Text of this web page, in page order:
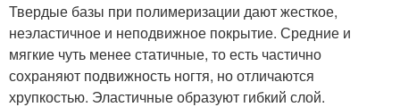
Твердые базы при полимеризации дают жесткое,
неэластичное и неподвижное покрытие. Средние и
мягкие чуть менее статичные, то есть частично
сохраняют подвижность ногтя, но отличаются
хрупкостью. Эластичные образуют гибкий слой.